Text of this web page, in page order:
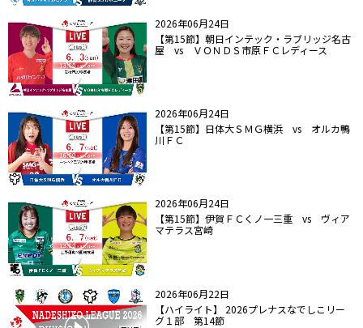
2026年06月24日
【第15節】朝日インテック・ラブリッジ名古
屋 vs ＶＯＮＤＳ市原ＦＣレディース
2026年06月24日
【第15節】日体大ＳＭＧ横浜 vs オルカ鴨
川ＦＣ
2026年06月24日
【第15節】伊賀ＦＣくノ一三重 vs ヴィア
マテラス宮崎
2026年06月22日
【ハイライト】 2026プレナスなでしこリー
グ１部 第14節